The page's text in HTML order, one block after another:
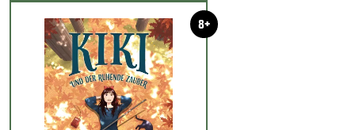
8+